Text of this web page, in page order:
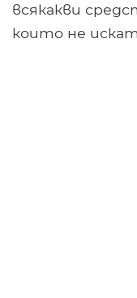
всякакви
които не